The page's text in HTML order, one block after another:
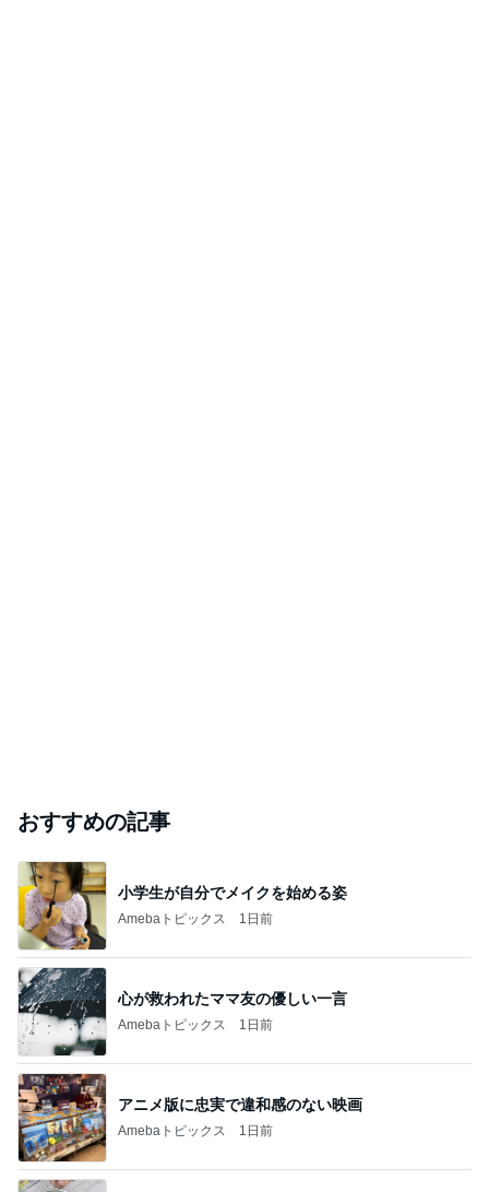
おすすめの記事
小学生が自分でメイクを始める姿
Amebaトピックス 1日前
心が救われたママ友の優しい一言
Amebaトピックス 1日前
アニメ版に忠実で違和感のない映画
Amebaトピックス 1日前